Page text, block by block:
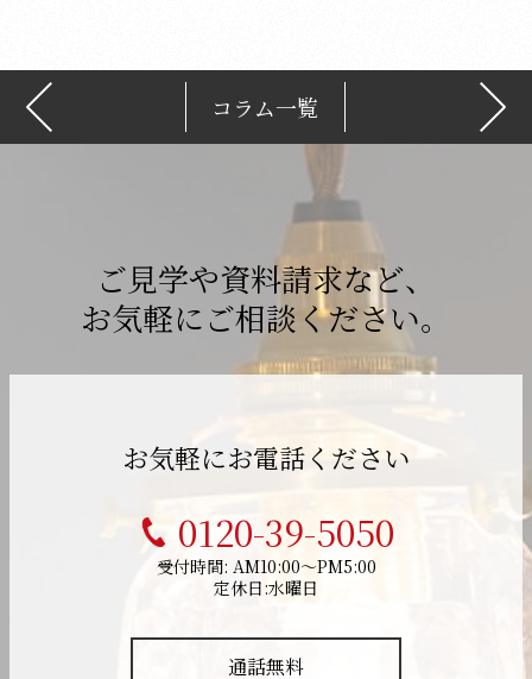
コラム一覧
ご見学や資料請求など、
お気軽にご相談ください。
お気軽にお電話ください
0120-39-5050
受付時間: AM10:00～PM5:00
定休日:水曜日
通話無料